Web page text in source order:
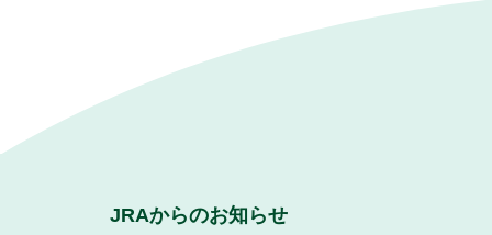
JRAからのお知らせ